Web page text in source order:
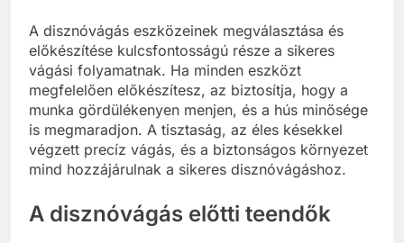
A disznóvágás eszközeinek megválasztása és
előkészítése kulcsfontosságú része a sikeres
vágási folyamatnak. Ha minden eszközt
megfelelően előkészítesz, az biztosítja, hogy a
munka gördülékenyen menjen, és a hús minősége
is megmaradjon. A tisztaság, az éles késekkel
végzett precíz vágás, és a biztonságos környezet
mind hozzájárulnak a sikeres disznóvágáshoz.
A disznóvágás előtti teendők